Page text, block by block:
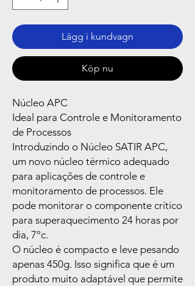
Lägg i kundvagn
Köp nu
Núcleo APC
Ideal para Controle e Monitoramento
de Processos
Introduzindo o Núcleo SATIR APC,
um novo núcleo térmico adequado
para aplicações de controle e
monitoramento de processos. Ele
pode monitorar o componente crítico
para superaquecimento 24 horas por
dia, 7ºc.
O núcleo é compacto e leve pesando
apenas 450g. Isso significa que é um
produto muito adaptável que permite